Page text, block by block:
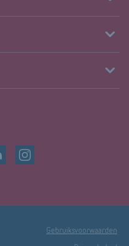
Gebruiksvoorwaarden